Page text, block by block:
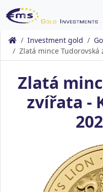
Investment gold
Zlatá mince Tudorovská
Zlatá
zvířata -